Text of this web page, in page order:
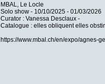
MBAL, Le Locle
Solo show - 10/10/2025 - 01/03/2026
Curator : Vanessa Desclaux -
Catalogue : elles obliquent elles
https://www.mbal.ch/en/expo/agnes-